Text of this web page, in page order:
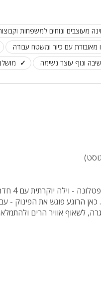
גדולות
מאובזרת עם כיור ומשטח עבודה
ונוף עוצר נשימה מושלם
בכפר
הרוגע פוגש את הפינוק -
לשאוף אוויר הרים